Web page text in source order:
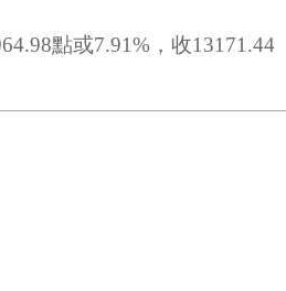
點或7.91%，收13171.44